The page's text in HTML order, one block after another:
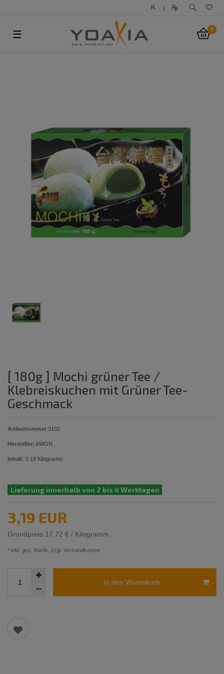
|
0
☰
[ 180g ] Mochi grüner Tee /
Klebreiskuchen mit Grüner Tee-
Geschmack
Artikelnummer 3102
Hersteller: AWON
Inhalt: 0.18 Kilogramm
Lieferung innerhalb von 2 bis 4 Werktagen
3,19 EUR
Grundpreis 17,72 € / Kilogramm
* inkl. ges. MwSt. zzgl. Versandkosten
In den Warenkorb